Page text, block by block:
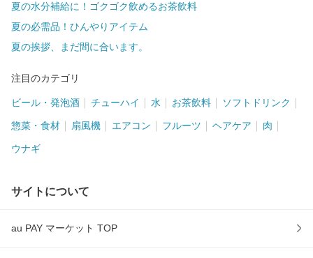
夏の水分補給に！ゴクゴク飲めるお茶飲料
夏の必需品！ひんやりアイテム
夏の挨拶、まだ間に合います。
注目のカテゴリ
ビール・発泡酒 チューハイ 水 お茶飲料 ソフトドリンク
惣菜・食材 扇風機 エアコン フルーツ ヘアケア 肉
ウナギ
サイトについて
au PAY マーケット TOP